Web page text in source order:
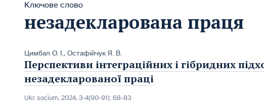
Ключове слово
незадекларована праця
Цимбал О. І., Остафійчук Я. В.
Перспективи інтеграційних і гібридних
незадекларованої праці
Ukr. socìum, 2024, 3-4(90-91): 68-83